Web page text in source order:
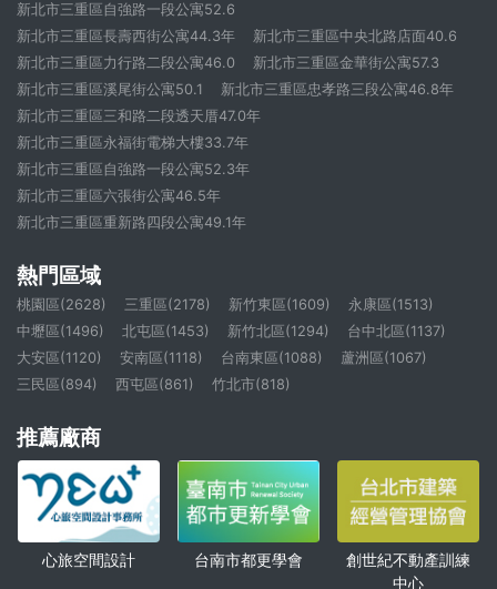
新北市三重區自強路一段公寓52.6
新北市三重區長壽西街公寓44.3年
新北市三重區中央北路店面40.6
新北市三重區力行路二段公寓46.0
新北市三重區金華街公寓57.3
新北市三重區溪尾街公寓50.1
新北市三重區忠孝路三段公寓46.8年
新北市三重區三和路二段透天厝47.0年
新北市三重區永福街電梯大樓33.7年
新北市三重區自強路一段公寓52.3年
新北市三重區六張街公寓46.5年
新北市三重區重新路四段公寓49.1年
熱門區域
桃園區(2628) 三重區(2178) 新竹東區(1609)
永康區(1513)
中壢區(1496)
北屯區(1453) 新竹北區(1294)
台中北區(1137)
大安區(1120)
安南區(1118) 台南東區(1088)
蘆洲區(1067)
三民區(894)
西屯區(861) 竹北市(818)
推薦廠商
心旅空間設計 台南市都更學會
創世紀不動產訓練
中心